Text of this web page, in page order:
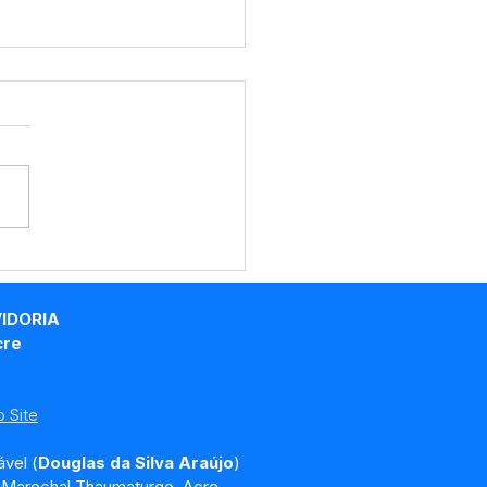
por meio da
(SEMOB), realiza
de coleta de
Site
(Douglas da Silva Araújo)